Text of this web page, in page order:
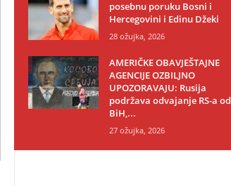
posebnu poruku Bosni i
Hercegovini i Edinu Džeki
28 ožujka, 2026
AMERIČKE OBAVJEŠTAJNE
AGENCIJE OZBILJNO
UPOZORAVAJU: Rusija
podržava odvajanje RS-a od
BiH,...
27 ožujka, 2026